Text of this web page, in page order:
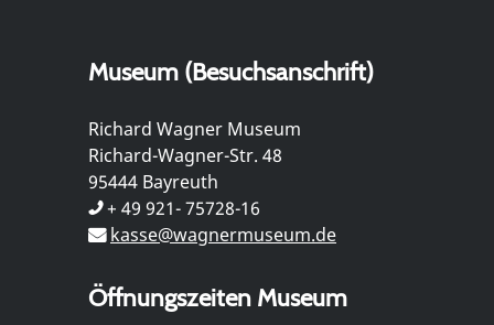
Museum (Besuchsanschrift)
Richard Wagner Museum
Richard-Wagner-Str. 48
95444 Bayreuth
+ 49 921- 75728-16
kasse@wagnermuseum.de
Öffnungszeiten Museum